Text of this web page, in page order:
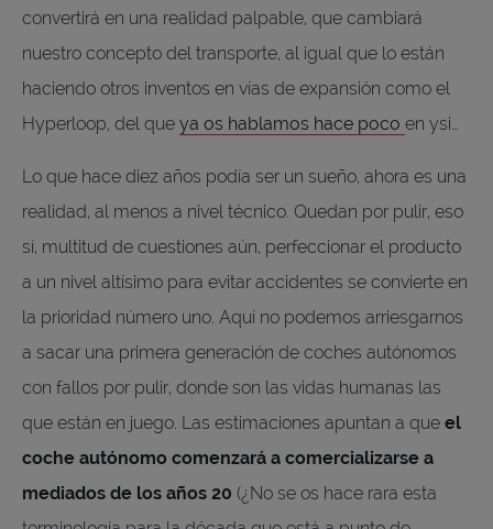
convertirá en una realidad palpable, que cambiará
nuestro concepto del transporte, al igual que lo están
haciendo otros inventos en vías de expansión como el
Hyperloop, del que ya os hablamos hace poco en ysi…
Lo que hace diez años podía ser un sueño, ahora es una
realidad, al menos a nivel técnico. Quedan por pulir, eso
sí, multitud de cuestiones aún, perfeccionar el producto
a un nivel altísimo para evitar accidentes se convierte en
la prioridad número uno. Aquí no podemos arriesgarnos
a sacar una primera generación de coches autónomos
con fallos por pulir, donde son las vidas humanas las
que están en juego. Las estimaciones apuntan a que el
coche autónomo comenzará a comercializarse a
mediados de los años 20 (¿No se os hace rara esta